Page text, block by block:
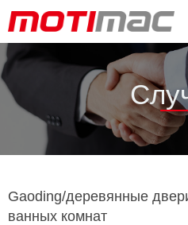
Gaoding/деревянные
ванных комнат